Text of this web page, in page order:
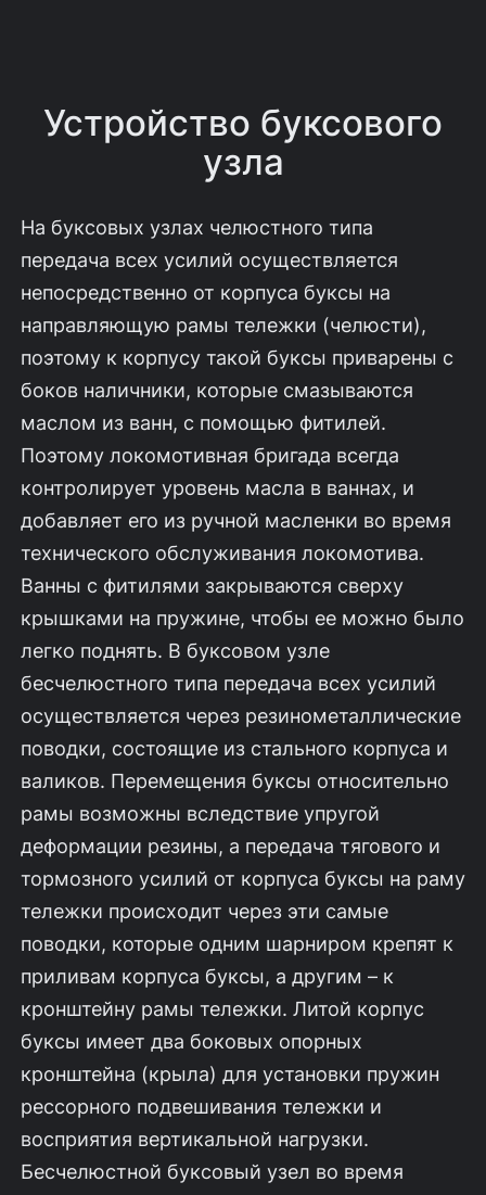
Устройство буксового
узла
На буксовых узлах челюстного типа
передача всех усилий осуществляется
непосредственно от корпуса буксы на
направляющую рамы тележки (челюсти),
поэтому к корпусу такой буксы приварены с
боков наличники, которые смазываются
маслом из ванн, с помощью фитилей.
Поэтому локомотивная бригада всегда
контролирует уровень масла в ваннах, и
добавляет его из ручной масленки во время
технического обслуживания локомотива.
Ванны с фитилями закрываются сверху
крышками на пружине, чтобы ее можно было
легко поднять. В буксовом узле
бесчелюстного типа передача всех усилий
осуществляется через резинометаллические
поводки, состоящие из стального корпуса и
валиков. Перемещения буксы относительно
рамы возможны вследствие упругой
деформации резины, а передача тягового и
тормозного усилий от корпуса буксы на раму
тележки происходит через эти самые
поводки, которые одним шарниром крепят к
приливам корпуса буксы, а другим – к
кронштейну рамы тележки. Литой корпус
буксы имеет два боковых опорных
кронштейна (крыла) для установки пружин
рессорного подвешивания тележки и
восприятия вертикальной нагрузки.
Бесчелюстной буксовый узел во время